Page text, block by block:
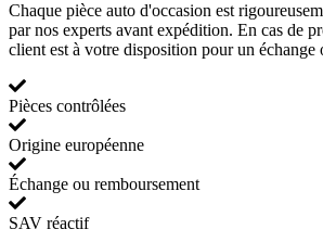
Chaque pièce auto d'occasion est
par nos experts avant expédition. En cas de
client est à votre disposition pour un échange
Pièces contrôlées
Origine européenne
Échange ou remboursement
SAV réactif